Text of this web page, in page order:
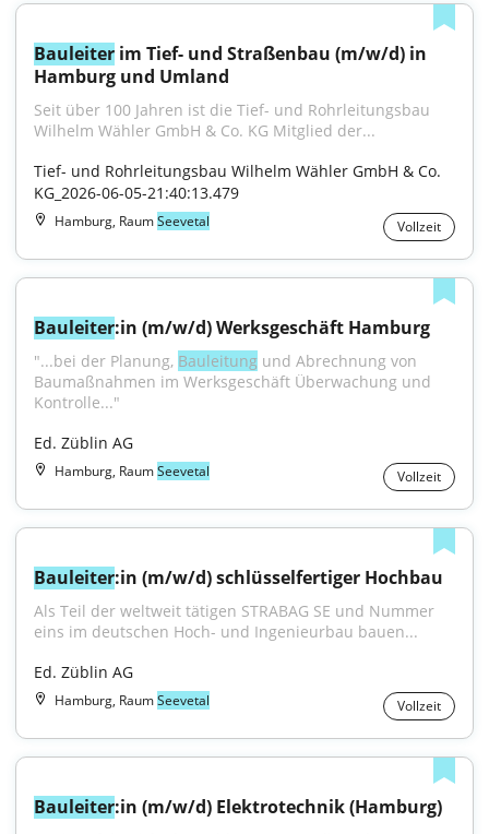
Bauleiter im Tief- und Straßenbau (m/w/d) in
Hamburg und Umland
Seit über 100 Jahren ist die Tief- und Rohrleitungsbau
Wilhelm Wähler GmbH & Co. KG Mitglied der...
Tief- und Rohrleitungsbau Wilhelm Wähler GmbH & Co.
KG_2026-06-05-21:40:13.479
Hamburg, RaumSeevetal Vollzeit
Bauleiter:in (m/w/d) Werksgeschäft Hamburg
"...bei der Planung, Bauleitung und Abrechnung von
Baumaßnahmen im Werksgeschäft Überwachung und
Kontrolle..."
Ed. Züblin AG
Hamburg, RaumSeevetal Vollzeit
Bauleiter:in (m/w/d) schlüsselfertiger Hochbau
Als Teil der weltweit tätigen STRABAG SE und Nummer
eins im deutschen Hoch- und Ingenieurbau bauen...
Ed. Züblin AG
Hamburg, RaumSeevetal Vollzeit
Bauleiter:in (m/w/d) Elektrotechnik (Hamburg)